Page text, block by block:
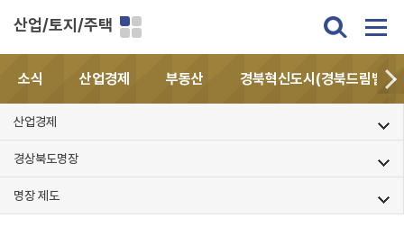
산업/토지/주택
소식 산업경제 부동산 경북혁신도시(경북드림밸리)
산업경제
경상북도명장
명장 제도